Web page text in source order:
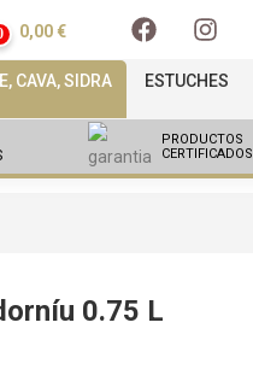
0,00 €
CAVA, SIDRA ESTUCHES
PRODUCTOS
CERTIFICADOS
0.75 L